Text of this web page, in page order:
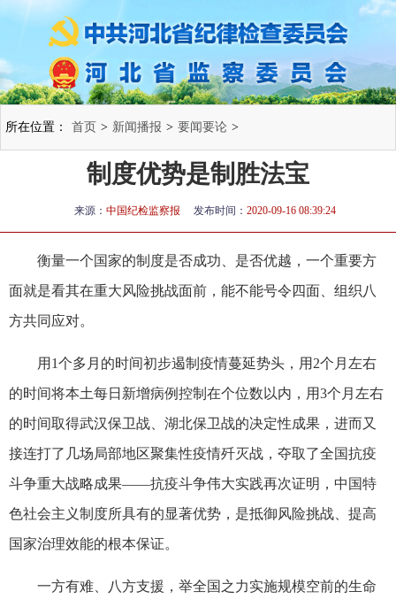
所在位置： 首页 > 新闻播报 > 要闻要论 >
制度优势是制胜法宝
来源： 中国纪检监察报 发布时间： 2020-09-16 08:39:24
衡量一个国家的制度是否成功、是否优越，一个重要方
面就是看其在重大风险挑战面前，能不能号令四面、组织八
方共同应对。
用1个多月的时间初步遏制疫情蔓延势头，用2个月左右
的时间将本土每日新增病例控制在个位数以内，用3个月左右
的时间取得武汉保卫战、湖北保卫战的决定性成果，进而又
接连打了几场局部地区聚集性疫情歼灭战，夺取了全国抗疫
斗争重大战略成果——抗疫斗争伟大实践再次证明，中国特
色社会主义制度所具有的显著优势，是抵御风险挑战、提高
国家治理效能的根本保证。
一方有难、八方支援，举全国之力实施规模空前的生命